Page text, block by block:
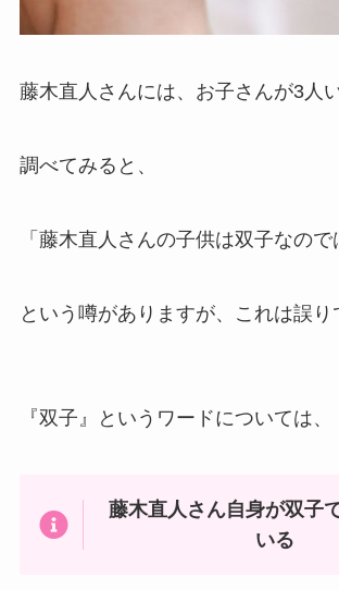
藤木直人さんには、お子さんが3人い
調べてみると、
「藤木直人さんの子供は双子なので
という噂がありますが、これは誤り
『双子』というワードについては、
藤木直人さん自身が双子
いる